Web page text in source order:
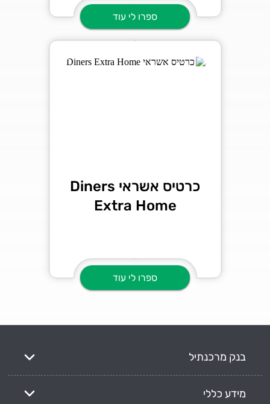
ספרו לי עוד
כרטיס אשראי Diners
Extra Home
ספרו לי עוד
בנק מרכנתיל
מידע כללי